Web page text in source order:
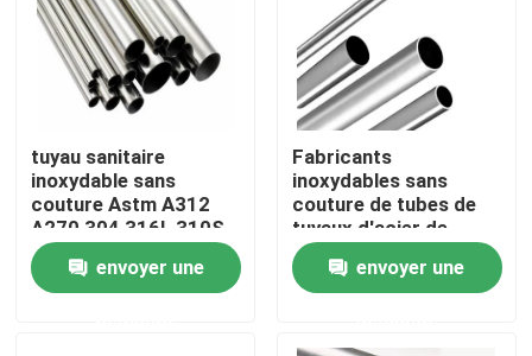
Accueil
A propos de nous
tuyau sanitaire
inoxydable sans
couture Astm A312
A270 304 316L 310S
d'acier inoxydable de
tuyau d'acier de 25mm
envoyer une
Fabricants
inoxydables sans
couture de tubes de
tuyaux d'acier de
solides solubles 321
16mm 16 échangeur
de chaleur de la
envoyer une